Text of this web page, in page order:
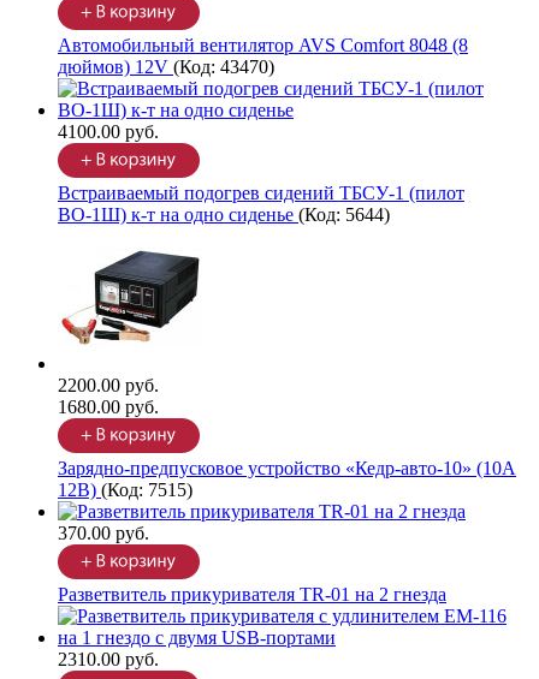
Автомобильный вентилятор AVS Comfort 8048 (8
дюймов) 12V (Код: 43470)
4100.00 руб.
Встраиваемый подогрев сидений ТБСУ-1 (пилот
ВО-1Ш) к-т на одно сиденье (Код: 5644)
2200.00 руб.
1680.00 руб.
Зарядно-предпусковое устройство «Кедр-авто-10» (10A
12В) (Код: 7515)
370.00 руб.
Разветвитель прикуривателя TR-01 на 2 гнезда
2310.00 руб.